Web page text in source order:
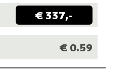
€ 337,-
€ 0.59